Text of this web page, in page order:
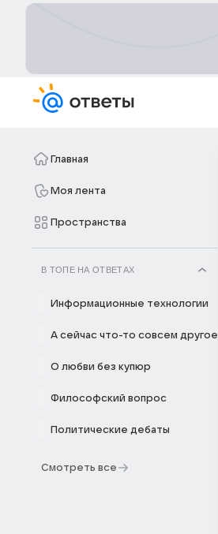
Главная
Моя лента
Пространства
В ТОПЕ НА ОТВЕТАХ
Информационные технологии
А сейчас что-то совсем другое
О любви без купюр
Философский вопрос
Политические дебаты
Смотреть все